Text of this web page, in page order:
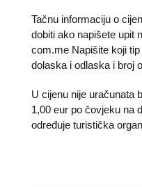
Tačnu informaciju o
dobiti ako napišete upit
com.me Napišite koji
dolaska i odlaska i broj
U cijenu nije uračunata
1,00 eur po čovjeku na
određuje turistička